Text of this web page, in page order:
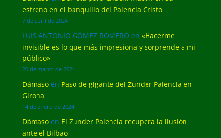
estreno en el banquillo del Palencia Cristo
7 de abril de 2024
LUIS ANTONIO GÓMEZ ROMERO en «Hacerme
invisible es lo que más impresiona y sorprende a mi
público»
20 de marzo de 2024
Dámasoen Paso de gigante del Zunder Palencia en
Girona
14 de enero de 2024
Dámasoen El Zunder Palencia recupera la ilusión
ante el Bilbao